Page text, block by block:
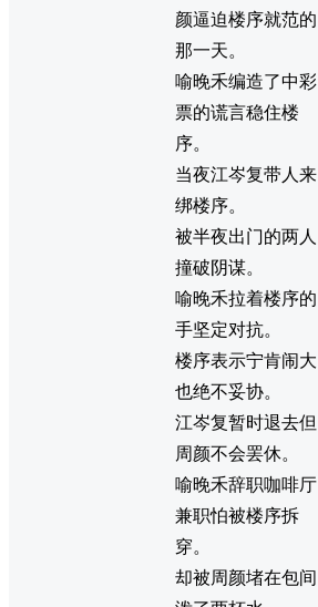
颜逼迫楼序就范的
那一天。
喻晚禾编造了中彩
票的谎言稳住楼
序。
当夜江岑复带人来
绑楼序。
被半夜出门的两人
撞破阴谋。
喻晚禾拉着楼序的
手坚定对抗。
楼序表示宁肯闹大
也绝不妥协。
江岑复暂时退去但
周颜不会罢休。
喻晚禾辞职咖啡厅
兼职怕被楼序拆
穿。
却被周颜堵在包间